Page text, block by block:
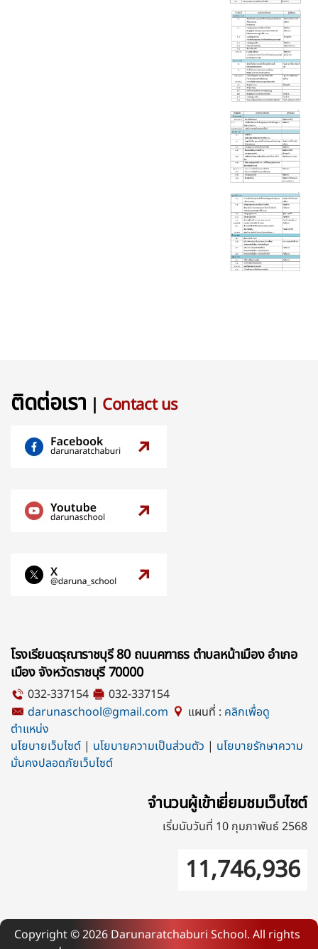
ติดต่อเรา | Contact us
โรงเรียนดรุณาราชบุรี 80 ถนนคฑาธร ตำบลหน้าเมือง อำเภอ
เมือง จังหวัดราชบุรี 70000
032-337154
032-337154
darunaschool@gmail.com
แผนที่ : คลิกเพื่อดู
ตำแหน่ง
นโยบายเว็บไซต์ | นโยบายความเป็นส่วนตัว | นโยบายรักษาความ
มั่นคงปลอดภัยเว็บไซต์
จำนวนผู้เข้าเยี่ยมชมเว็บไซต์
เริ่มนับวันที่ 10 กุมภาพันธ์ 2568
11,746,936
Copyright ©2026 Darunaratchaburi School. All rights